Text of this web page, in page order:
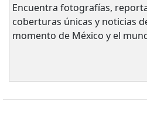
Encuentra fotografías,
coberturas únicas y noticias
momento de México y el